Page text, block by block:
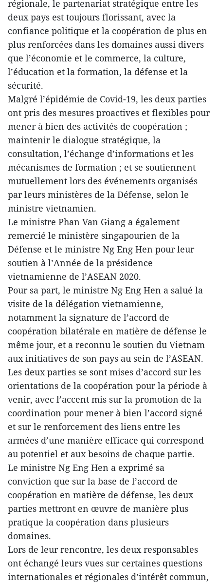
régionale, le partenariat stratégique entre les
deux pays est toujours florissant, avec la
confiance politique et la coopération de plus en
plus renforcées dans les domaines aussi divers
que l’économie et le commerce, la culture,
l’éducation et la formation, la défense et la
sécurité.
Malgré l’épidémie de Covid-19, les deux parties
ont pris des mesures proactives et flexibles pour
mener à bien des activités de coopération ;
maintenir le dialogue stratégique, la
consultation, l’échange d’informations et les
mécanismes de formation ; et se soutiennent
mutuellement lors des événements organisés
par leurs ministères de la Défense, selon le
ministre vietnamien.
Le ministre Phan Van Giang a également
remercié le ministère singapourien de la
Défense et le ministre Ng Eng Hen pour leur
soutien à l’Année de la présidence
vietnamienne de l’ASEAN 2020.
Pour sa part, le ministre Ng Eng Hen a salué la
visite de la délégation vietnamienne,
notamment la signature de l’accord de
coopération bilatérale en matière de défense le
même jour, et a reconnu le soutien du Vietnam
aux initiatives de son pays au sein de l’ASEAN.
Les deux parties se sont mises d’accord sur les
orientations de la coopération pour la période à
venir, avec l’accent mis sur la promotion de la
coordination pour mener à bien l’accord signé
et sur le renforcement des liens entre les
armées d’une manière efficace qui correspond
au potentiel et aux besoins de chaque partie.
Le ministre Ng Eng Hen a exprimé sa
conviction que sur la base de l’accord de
coopération en matière de défense, les deux
parties mettront en œuvre de manière plus
pratique la coopération dans plusieurs
domaines.
Lors de leur rencontre, les deux responsables
ont échangé leurs vues sur certaines questions
internationales et régionales d’intérêt commun,